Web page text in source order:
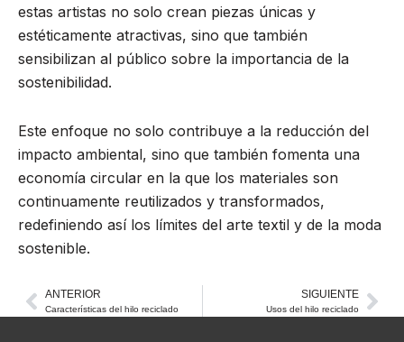
estas artistas no solo crean piezas únicas y
estéticamente atractivas, sino que también
sensibilizan al público sobre la importancia de la
sostenibilidad.
Este enfoque no solo contribuye a la reducción del
impacto ambiental, sino que también fomenta una
economía circular en la que los materiales son
continuamente reutilizados y transformados,
redefiniendo así los límites del arte textil y de la moda
sostenible.
AntANTERIOR
Características del hilo reciclado
SIGUIENTE
Usos del hilo reciclado